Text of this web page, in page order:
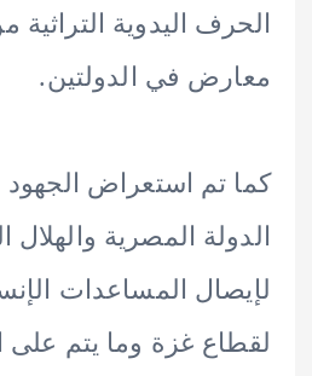
اليدوية التراثية من
في الدولتين.
استعراض الجهود
المصرية والهلال الأحمر
المساعدات الإنسانية
غزة وما يتم على الأرض